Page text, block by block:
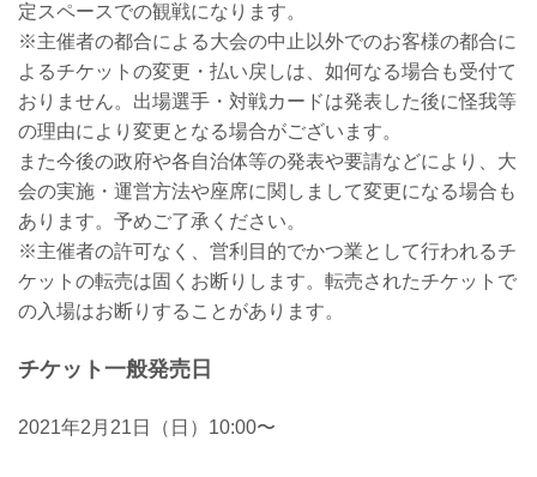
定スペースでの観戦になります。
※主催者の都合による大会の中止以外でのお客様の都合に
よるチケットの変更・払い戻しは、如何なる場合も受付て
おりません。出場選手・対戦カードは発表した後に怪我等
の理由により変更となる場合がございます。
また今後の政府や各自治体等の発表や要請などにより、大
会の実施・運営方法や座席に関しまして変更になる場合も
あります。予めご了承ください。
※主催者の許可なく、営利目的でかつ業として行われるチ
ケットの転売は固くお断りします。転売されたチケットで
の入場はお断りすることがあります。
チケット一般発売日
2021年2月21日（日）10:00〜